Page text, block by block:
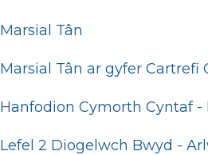
Marsial Tân
Marsial Tân ar gyfer Cartrefi
Hanfodion Cymorth Cyntaf -
Lefel 2 Diogelwch Bwyd -